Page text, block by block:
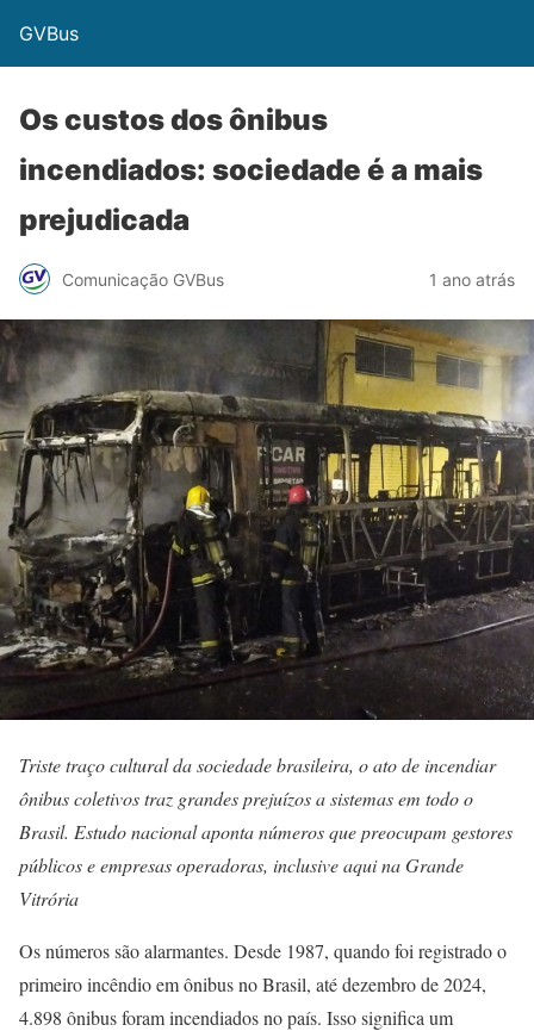
GVBus
Os custos dos ônibus
incendiados: sociedade é a mais
prejudicada
Comunicação GVBus 1 ano atrás
Triste traço cultural da sociedade brasileira, o ato de incendiar
ônibus coletivos traz grandes prejuízos a sistemas em todo o
Brasil. Estudo nacional aponta números que preocupam gestores
públicos e empresas operadoras, inclusive aqui na Grande
Vitrória
Os números são alarmantes. Desde 1987, quando foi registrado o
primeiro incêndio em ônibus no Brasil, até dezembro de 2024,
4.898 ônibus foram incendiados no país. Isso significa um